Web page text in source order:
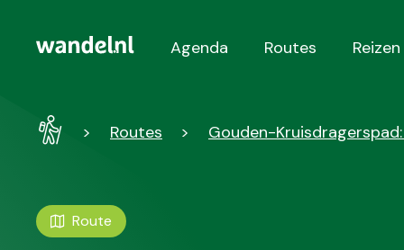
Hoofdnavigatie
Agenda Routes Reizen
WandelRoutes Gouden-
Route